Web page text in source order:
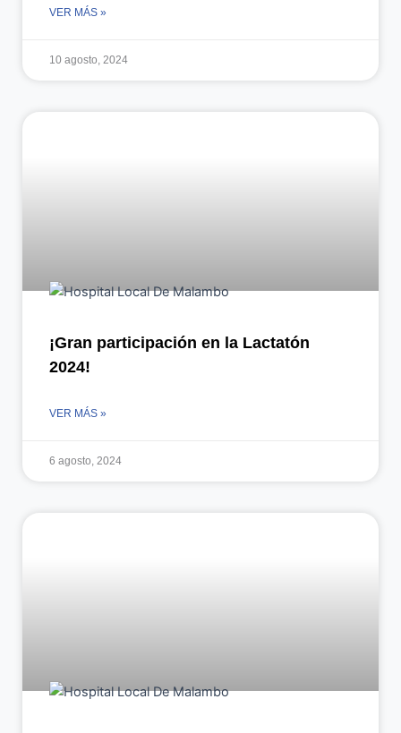
VER MÁS »
10 agosto, 2024
¡Gran participación en la Lactatón
2024!
VER MÁS »
6 agosto, 2024